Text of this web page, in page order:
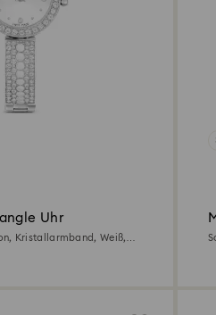
Uhr
Kristallarmband, Weiß,